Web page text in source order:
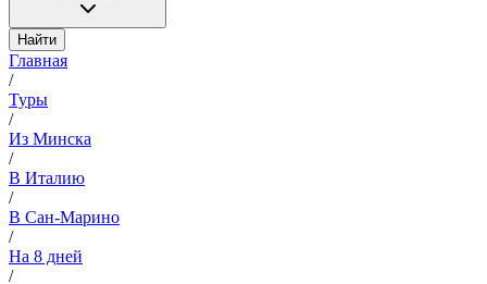
Найти
Главная
/
Туры
/
Из Минска
/
В Италию
/
В Сан-Марино
/
На 8 дней
/